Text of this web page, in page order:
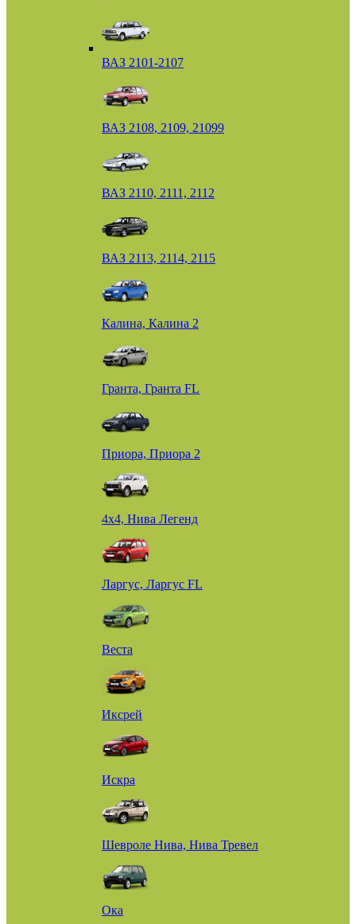
ВАЗ 2101-2107
ВАЗ 2108, 2109, 21099
ВАЗ 2110, 2111, 2112
ВАЗ 2113, 2114, 2115
Калина, Калина 2
Гранта, Гранта FL
Приора, Приора 2
4х4, Нива Легенд
Ларгус, Ларгус FL
Веста
Иксрей
Искра
Шевроле Нива, Нива Тревел
Ока